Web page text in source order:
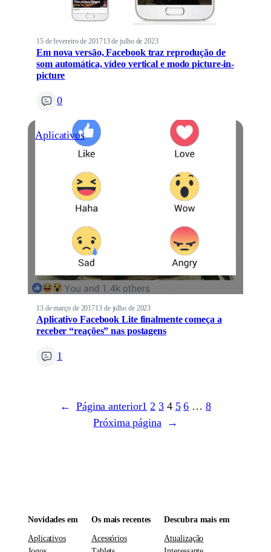
15 de fevereiro de 201713 de julho de 2023
Em nova versão, Facebook traz reprodução de
som automática, vídeo vertical e modo picture-in-
picture
0
Aplicativos
13 de março de 201713 de julho de 2023
Aplicativo Facebook Lite finalmente começa a
receber “reações” nas postagens
1
← Página anterior1 2 3 4 5 6 … 8
Próxima página
→
Novidades em
Aplicativos
Os mais recentes
Acessórios
Descubra mais em
Atualização